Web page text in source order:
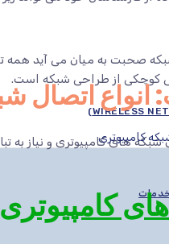
صحبت به میان می آید همه
کوچکی از طراحی شبکه است.
شبکه های کامپیوتری و نیاز
اتصال
کامپیوتری